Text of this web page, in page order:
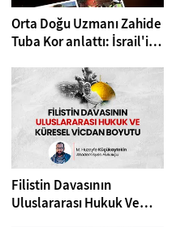
Orta Doğu Uzmanı Zahide
Tuba Kor anlattı: İsrail'in
hedefleri ne? İslam
dünyası nasıl
etkilenecek?
Filistin Davasının
Uluslararası Hukuk Ve